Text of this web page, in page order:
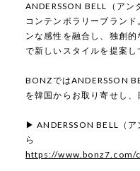
ANDERSSON BELL（ア
コンテンポラリーブラン
ンな感性を融合し、独創
で新しいスタイルを提案し
BONZではANDERSSON
を韓国からお取り寄せし、
▶ ANDERSSON BELL（
ら
https://